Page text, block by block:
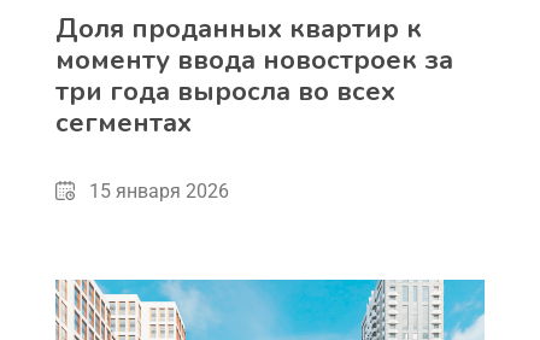
Доля проданных квартир к
моменту ввода новостроек за
три года выросла во всех
сегментах
15 января 2026